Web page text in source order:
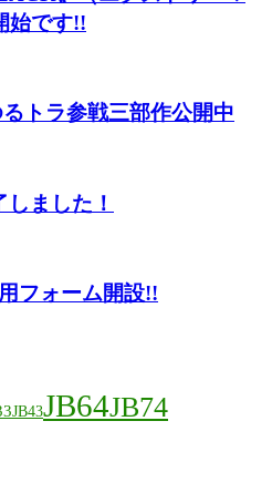
始です!!
トラ参戦三部作公開中
ました！
フォーム開設!!
JB43JB64JB74